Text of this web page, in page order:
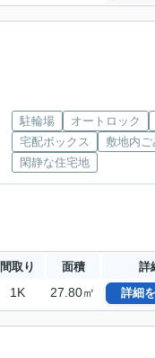
駐輪場 オートロック
宅配ボックス
敷地内
閑静な住宅地
間取り 面積 詳
1K 27.80㎡ 詳細